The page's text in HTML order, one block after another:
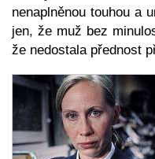
nenaplněnou touhou a
jen, že muž bez
že nedostala přednost